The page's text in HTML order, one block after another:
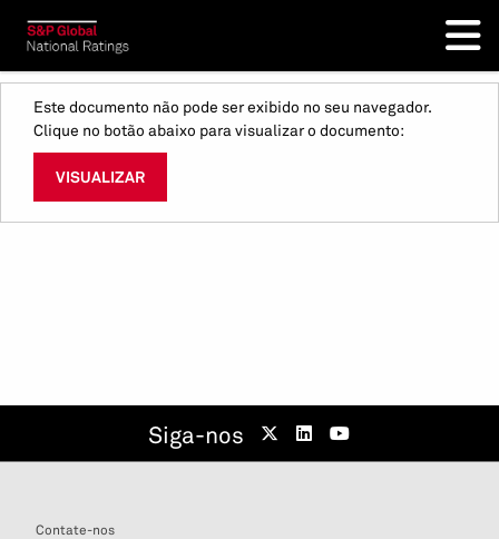
Este documento não pode ser exibido no seu navegador.
Clique no botão abaixo para visualizar o documento:
VISUALIZAR
Siga-nos
Contate-nos